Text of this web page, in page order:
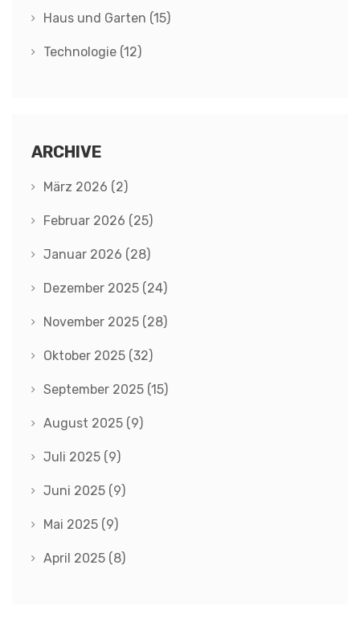
Haus und Garten (15)
Technologie (12)
ARCHIVE
März 2026 (2)
Februar 2026 (25)
Januar 2026 (28)
Dezember 2025 (24)
November 2025 (28)
Oktober 2025 (32)
September 2025 (15)
August 2025 (9)
Juli 2025 (9)
Juni 2025 (9)
Mai 2025 (9)
April 2025 (8)